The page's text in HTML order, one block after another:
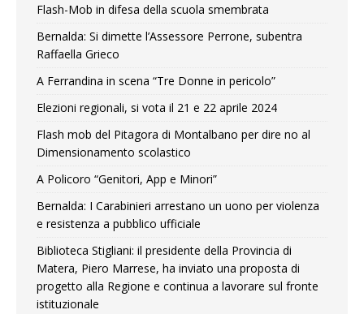
Flash-Mob in difesa della scuola smembrata
Bernalda: Si dimette l’Assessore Perrone, subentra
Raffaella Grieco
A Ferrandina in scena “Tre Donne in pericolo”
Elezioni regionali, si vota il 21 e 22 aprile 2024
Flash mob del Pitagora di Montalbano per dire no al
Dimensionamento scolastico
A Policoro “Genitori, App e Minori”
Bernalda: I Carabinieri arrestano un uono per violenza
e resistenza a pubblico ufficiale
Biblioteca Stigliani: il presidente della Provincia di
Matera, Piero Marrese, ha inviato una proposta di
progetto alla Regione e continua a lavorare sul fronte
istituzionale